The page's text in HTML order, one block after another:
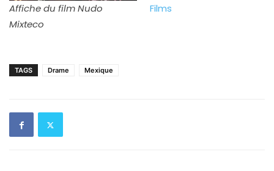
Affiche du film Nudo
Mixteco
Films
TAGS Drame Mexique